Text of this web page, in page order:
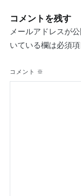
ゲ
ー
ョ
コメントを残す
メールアドレスが
いている欄は必須
コメント ※